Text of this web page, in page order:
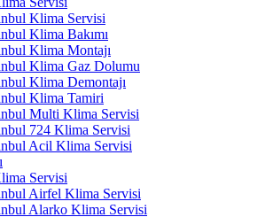
Klima Servisi
Klima Bakımı
Klima Montajı
Klima Gaz Dolumu
Klima Demontajı
Klima Tamiri
Multi Klima Servisi
724 Klima Servisi
Acil Klima Servisi
Servisi
Airfel Klima Servisi
Alarko Klima Servisi